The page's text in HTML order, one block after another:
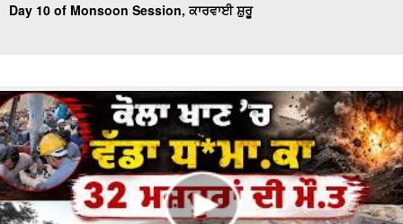
Day 10 of Monsoon Session, ਕਾਰਵਾਈ ਸ਼ੁਰੂ